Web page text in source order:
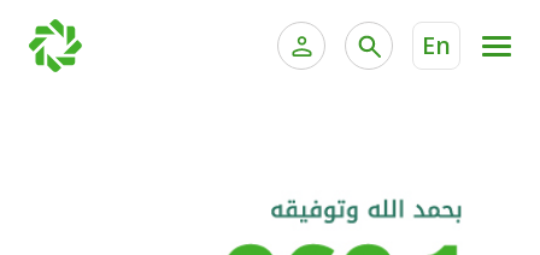
En
الخدمات المصرفية الإلكترونية للشركات
الحسابات المصرفية